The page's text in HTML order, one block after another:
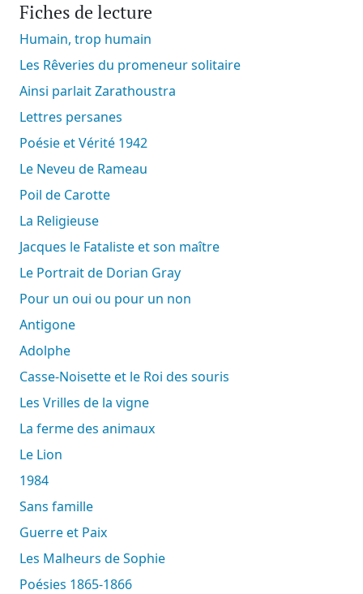
Fiches de lecture
Humain, trop humain
Les Rêveries du promeneur solitaire
Ainsi parlait Zarathoustra
Lettres persanes
Poésie et Vérité 1942
Le Neveu de Rameau
Poil de Carotte
La Religieuse
Jacques le Fataliste et son maître
Le Portrait de Dorian Gray
Pour un oui ou pour un non
Antigone
Adolphe
Casse-Noisette et le Roi des souris
Les Vrilles de la vigne
La ferme des animaux
Le Lion
1984
Sans famille
Guerre et Paix
Les Malheurs de Sophie
Poésies 1865-1866